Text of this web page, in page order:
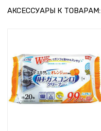
АКСЕССУАРЫ К ТОВАРАМ: